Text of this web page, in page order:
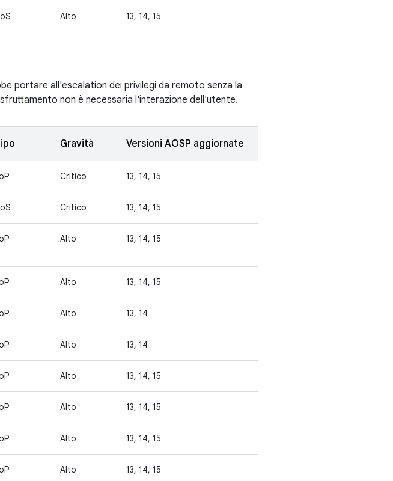
Alto 13, 14, 15
portare all'escalation dei privilegi da remoto senza la
non è necessaria l'interazione dell'utente.
Gravità Versioni AOSP aggiornate
Critico 13, 14, 15
Critico 13, 14, 15
Alto 13, 14, 15
Alto 13, 14, 15
Alto 13, 14
Alto 13, 14
Alto 13, 14, 15
Alto 13, 14, 15
Alto 13, 14, 15
Alto 13, 14, 15